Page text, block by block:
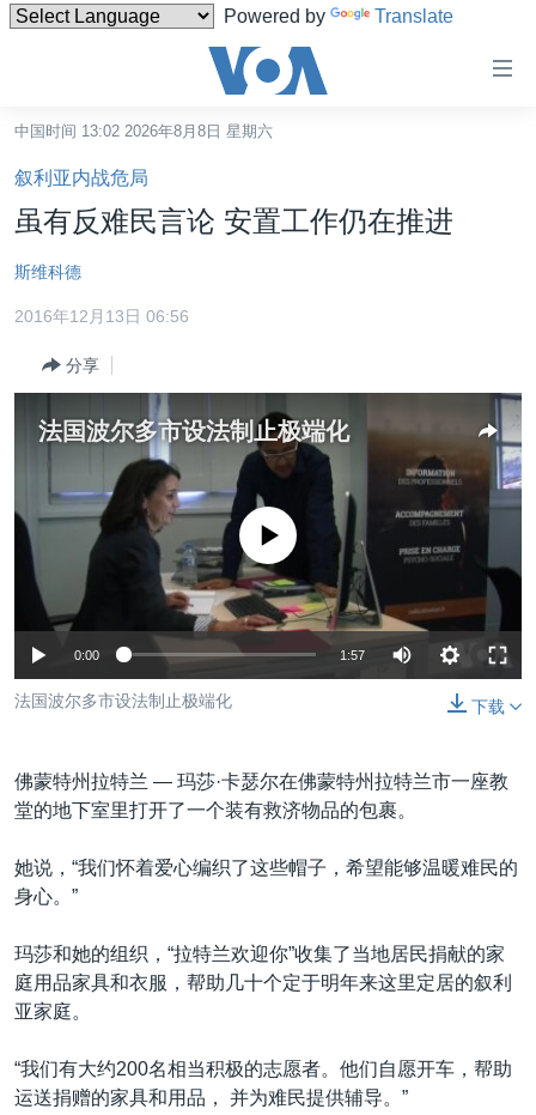
Powered by Translate
碍
链
接
跳
转
内
索
台湾
港澳
国际
最新国际新闻
中东
非洲
美洲
分类新闻
经济·金融·贸易
人权·法律·宗教
科教·文娱·体健
军事
劳工
热点专题
白宫要闻
国会报道
美中关系
重要讲话与声明
南中国海争端
关注新疆
GEN Z 看美国
VOA视频
VOA今日焦点
中文广播
关注我们
其他语言网站
中国时间 13:02 2026年8月8日 星期六
叙利亚内战危局
虽有反难民言论 安置工作仍在推进
斯维科德
2016年12月13日 06:56
分享
法国波尔多市设法制止极端化
没有媒体可用资源
0:00 1:57
下载
法国波尔多市设法制止极端化
佛蒙特州拉特兰 — 玛莎·卡瑟尔在佛蒙特州拉特兰市一座教
堂的地下室里打开了一个装有救济物品的包裹。
她说，“我们怀着爱心编织了这些帽子，希望能够温暖难民的
身心。”
玛莎和她的组织，“拉特兰欢迎你”收集了当地居民捐献的家
庭用品家具和衣服，帮助几十个定于明年来这里定居的叙利
亚家庭。
“我们有大约200名相当积极的志愿者。他们自愿开车，帮助
运送捐赠的家具和用品， 并为难民提供辅导。”